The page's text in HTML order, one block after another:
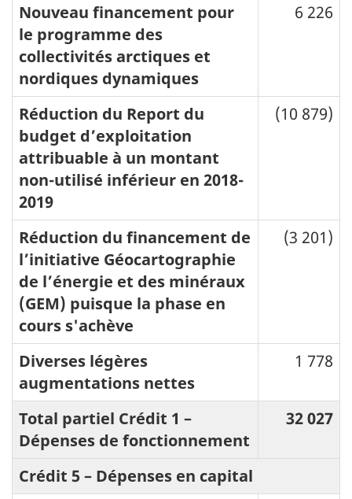
Nouveau financement pour
le programme des
collectivités arctiques et
nordiques dynamiques
6 226
Réduction du Report du
budget d’exploitation
attribuable à un montant
non-utilisé inférieur en 2018-
2019
(10 879)
Réduction du financement de
l’initiative Géocartographie
de l’énergie et des minéraux
(GEM) puisque la phase en
cours s'achève
(3 201)
Diverses légères
augmentations nettes
1 778
Total partiel Crédit 1 –
Dépenses de fonctionnement
32 027
Crédit 5 – Dépenses en capital